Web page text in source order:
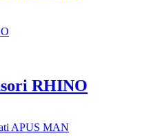
RHINO